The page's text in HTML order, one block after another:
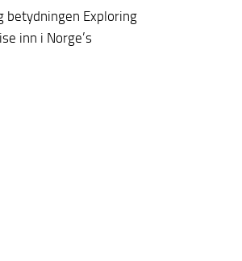
betydningen Exploring
inn i Norge’s